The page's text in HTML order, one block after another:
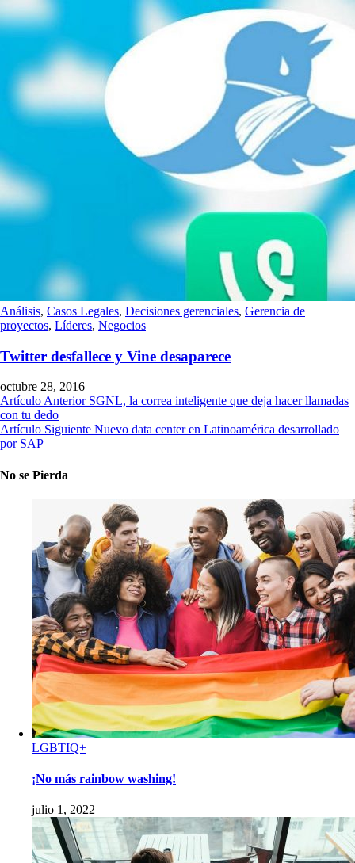
Análisis, Casos Legales, Decisiones gerenciales, Gerencia de
proyectos, Líderes, Negocios
Twitter desfallece y Vine desaparece
octubre 28, 2016
Artículo Anterior SGNL, la correa inteligente que deja hacer llamadas
con tu dedo
Artículo Siguiente Nuevo data center en Latinoamérica desarrollado
por SAP
No se Pierda
LGBTIQ+
¡No más rainbow washing!
julio 1, 2022